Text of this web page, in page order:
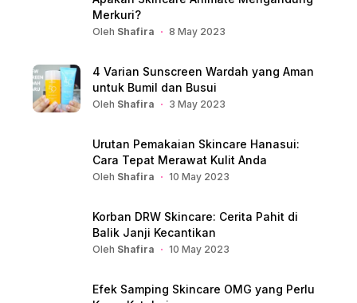
Merkuri?
Oleh Shafira 8 May 2023
4 Varian Sunscreen Wardah yang Aman
untuk Bumil dan Busui
Oleh Shafira 3 May 2023
Urutan Pemakaian Skincare Hanasui:
Cara Tepat Merawat Kulit Anda
Oleh Shafira 10 May 2023
Korban DRW Skincare: Cerita Pahit di
Balik Janji Kecantikan
Oleh Shafira 10 May 2023
Efek Samping Skincare OMG yang Perlu